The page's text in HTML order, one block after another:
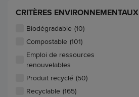
CRITÈRES ENVIRONNEMENTAUX
Biodégradable (10)
Compostable (101)
Emploi de ressources
renouvelables
Produit recyclé (50)
Recyclable (165)